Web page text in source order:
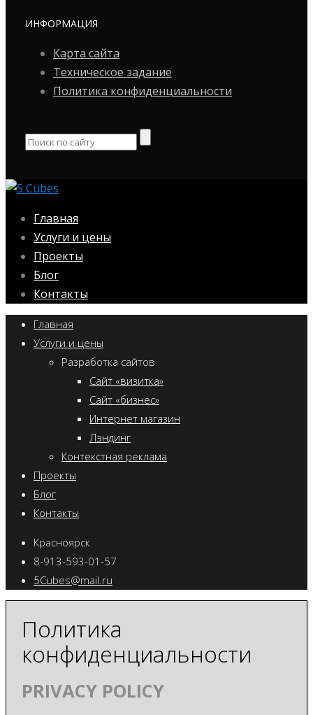
ИНФОРМАЦИЯ
Карта сайта
Техническое задание
Политика конфиденциальности
Главная
Услуги и цены
Проекты
Блог
Контакты
Главная
Услуги и цены
Разработка сайтов
Сайт «визитка»
Сайт «бизнес»
Интернет магазин
Лэндинг
Контекстная реклама
Проекты
Блог
Контакты
Красноярск
8-913-593-01-57
5Cubes@mail.ru
Политика
конфиденциальности
PRIVACY POLICY